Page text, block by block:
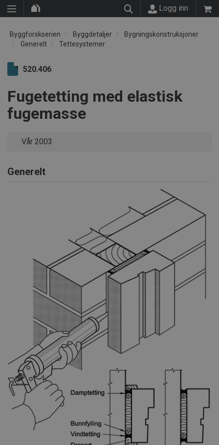
Logg inn
Byggforskserien Byggdetaljer
Bygningskonstruksjoner
Generelt
Tettesystemer
520.406
Fugetetting med elastisk
fugemasse
Vår 2003
Generelt